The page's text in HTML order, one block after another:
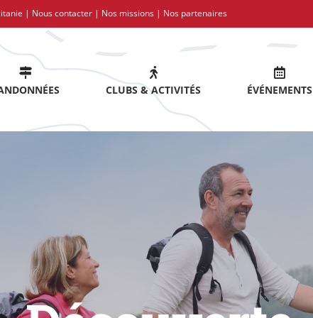
| Nous contacter | Nos missions | Nos partenaires
CLUBS & ACTIVITÉS ÉVÉNEMENTS